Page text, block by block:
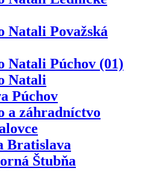
Natali Považská
Natali Púchov (01)
Natali
Púchov
a záhradníctvo
Bratislava
Štubňa